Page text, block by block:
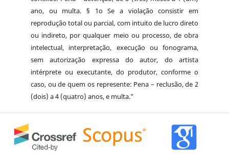
ano, ou multa. § 1o Se a violação consistir em
reprodução total ou parcial, com intuito de lucro direto
ou indireto, por qualquer meio ou processo, de obra
intelectual, interpretação, execução ou fonograma,
sem autorização expressa do autor, do artista
intérprete ou executante, do produtor, conforme o
caso, ou de quem os represente: Pena – reclusão, de 2
(dois) a 4 (quatro) anos, e multa.”